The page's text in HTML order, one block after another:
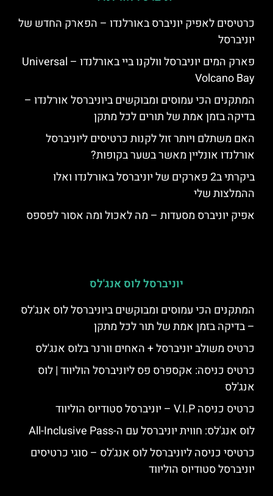
כרטיסים לאפיק יוניברס באורלנדו – הפארק החדש של
יוניברסל
פארק המים יוניברסל וולקנו ביי באורלנדו – Universal
Volcano Bay
המתקנים הכי עמוסים ומבוקשים ביוניברסל אורלנדו –
בדיקה בזמן אמת של תורים לכל מתקן
האם משתלם ויותר זול לקנות כרטיסים ליוניברסל
אורלנדו אונליין מאשר בשער בקופות?
ביקרתי ב2 פארקים של יוניברסל באורלנדו ואלו
ההמלצות שלי
אפיק יוניברס מסעדות – מה לאכול ומה אסור לפספס
יוניברסל לוס אנג'לס
המתקנים הכי עמוסים ומבוקשים ביוניברסל לוס אנג'לס
– בדיקה בזמן אמת של תור לכל מתקן
כרטיס משולב יוניברסל + האחים וורנר בלוס אנג'לס
כרטיס כניסה: אקספרס פס ליוניברסל הוליווד | לוס
אנג'לס
כרטיס כניסה V.I.P – יוניברסל סטודיוס הוליווד
לוס אנג'לס: חווית יוניברסל עם ה-All-Inclusive Pass
כרטיסי כניסה ליוניברסל לוס אנג'לס – סוגי כרטיסים
יוניברסל סטודיוס הוליווד